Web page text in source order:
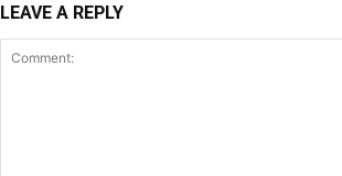
LEAVE A REPLY